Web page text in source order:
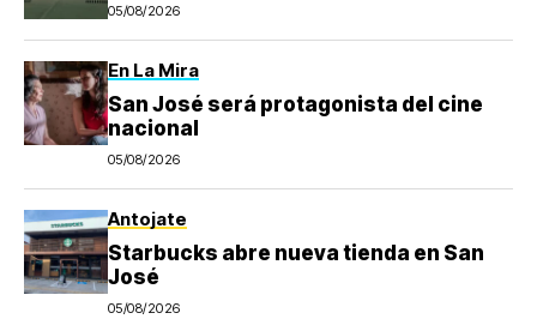
05/08/2026
En La Mira
San José será protagonista del cine
nacional
05/08/2026
Antojate
Starbucks abre nueva tienda en San
José
05/08/2026